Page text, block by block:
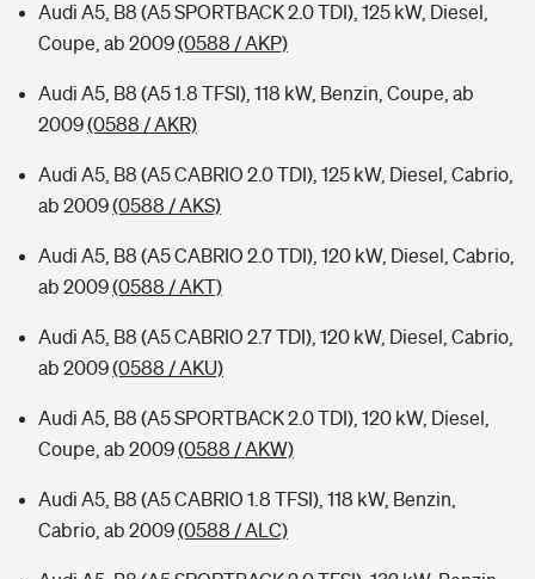
Audi A5, B8 (A5 SPORTBACK 2.0 TDI), 125 kW, Diesel,
Coupe, ab 2009(0588 / AKP)
Audi A5, B8 (A5 1.8 TFSI), 118 kW, Benzin, Coupe, ab
2009(0588 / AKR)
Audi A5, B8 (A5 CABRIO 2.0 TDI), 125 kW, Diesel, Cabrio,
ab 2009(0588 / AKS)
Audi A5, B8 (A5 CABRIO 2.0 TDI), 120 kW, Diesel, Cabrio,
ab 2009(0588 / AKT)
Audi A5, B8 (A5 CABRIO 2.7 TDI), 120 kW, Diesel, Cabrio,
ab 2009(0588 / AKU)
Audi A5, B8 (A5 SPORTBACK 2.0 TDI), 120 kW, Diesel,
Coupe, ab 2009(0588 / AKW)
Audi A5, B8 (A5 CABRIO 1.8 TFSI), 118 kW, Benzin,
Cabrio, ab 2009(0588 / ALC)